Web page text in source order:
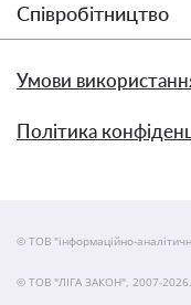
Співробітництво
Умови
Політика
© ТОВ "інформаційно-
© ТОВ "ЛІГА ЗАКОН", 2007-2026.